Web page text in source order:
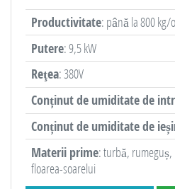
Productivitate: până la 800 kg/
Putere: 9,5 kW
Reţea: 380V
Conținut de umiditate de
Conținut de umiditate de
Materii prime: turbă, rumeguș,
floarea-soarelui